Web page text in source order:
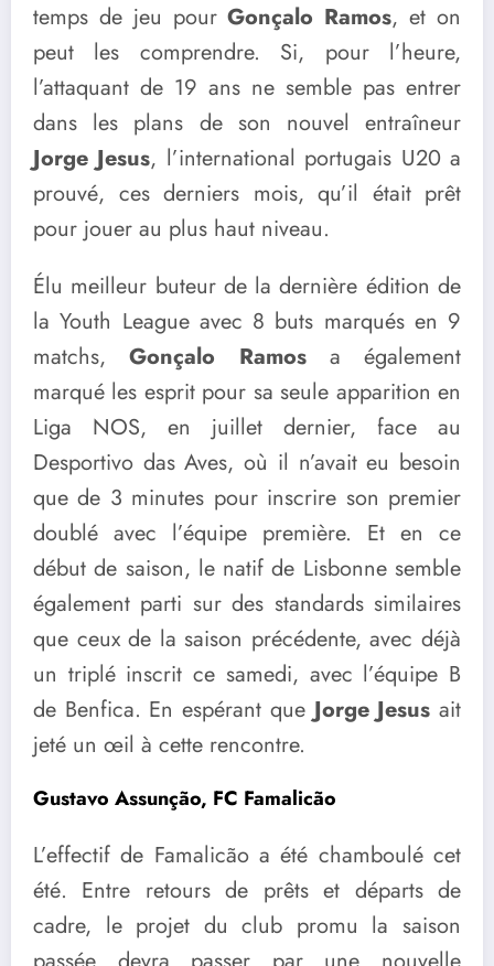
temps de jeu pourGonçalo Ramos, et on
peut les comprendre. Si, pour l’heure,
l’attaquant de 19 ans ne semble pas entrer
dans les plans de son nouvel entraîneur
Jorge Jesus, l’international portugais U20 a
prouvé, ces derniers mois, qu’il était prêt
pour jouer au plus haut niveau.
Élu meilleur buteur de la dernière édition de
la Youth League avec 8 buts marqués en 9
matchs,Gonçalo Ramosa également
marqué les esprit pour sa seule apparition en
Liga NOS, en juillet dernier, face au
Desportivo das Aves, où il n’avait eu besoin
que de 3 minutes pour inscrire son premier
doublé avec l’équipe première. Et en ce
début de saison, le natif de Lisbonne semble
également parti sur des standards similaires
que ceux de la saison précédente, avec déjà
un triplé inscrit ce samedi, avec l’équipe B
de Benfica. En espérant que Jorge Jesus ait
jeté un œil à cette rencontre.
Gustavo Assunção, FC Famalicão
L’effectif de Famalicão a été chamboulé cet
été. Entre retours de prêts et départs de
cadre, le projet du club promu la saison